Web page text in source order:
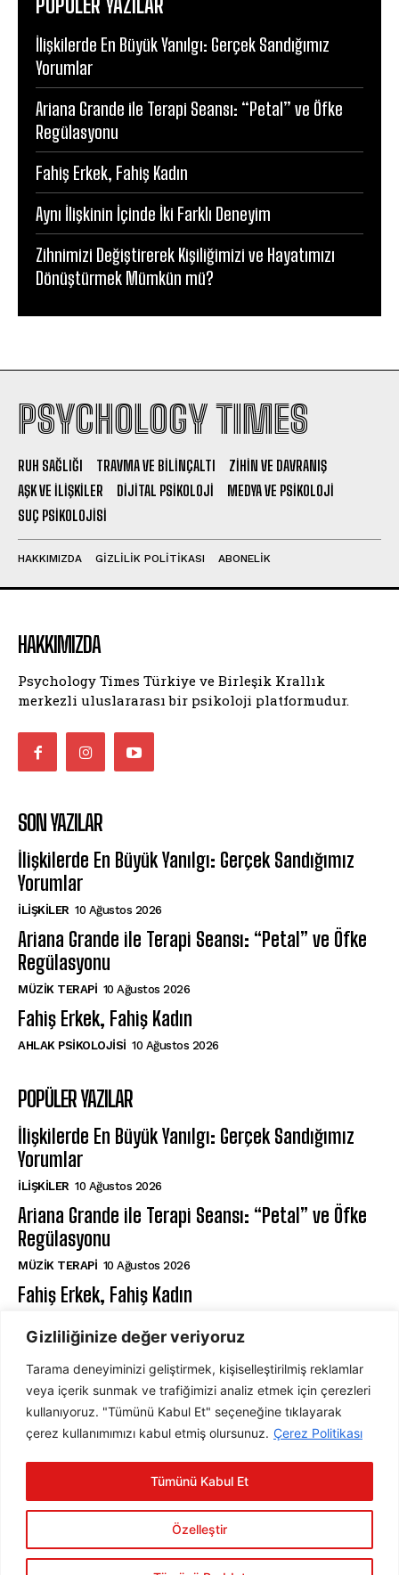
Gizliliğinize değer veriyoruz
Tarama deneyiminizi geliştirmek, kişiselleştirilmiş reklamlar
veya içerik sunmak ve trafiğimizi analiz etmek için çerezleri
kullanıyoruz. "Tümünü Kabul Et" seçeneğine tıklayarak
çerez kullanımımızı kabul etmiş olursunuz. Çerez Politikası
Özelleştir
Tümünü Kabul Et
POPÜLER YAZILAR
İlişkilerde En Büyük Yanılgı: Gerçek Sandığımız
Yorumlar
Ariana Grande ile Terapi Seansı: “Petal” ve Öfke
Regülasyonu
Fahiş Erkek, Fahiş Kadın
Aynı İlişkinin İçinde İki Farklı Deneyim
Zihnimizi Değiştirerek Kişiliğimizi ve Hayatımızı
Dönüştürmek Mümkün mü?
PSYCHOLOGY TIMES
RUH SAĞLIĞI TRAVMA VE BILINÇALTI
ZIHIN VE DAVRANIŞ
AŞK VE İLIŞKILER
DIJITAL PSIKOLOJI
MEDYA VE PSIKOLOJI
SUÇ PSIKOLOJISI
HAKKIMIZDA GIZLILIK POLITIKASI ABONELIK
HAKKIMIZDA
Psychology Times Türkiye ve Birleşik Krallık
merkezli uluslararası bir psikoloji platformudur.
SON YAZILAR
İlişkilerde En Büyük Yanılgı: Gerçek Sandığımız
Yorumlar
İLIŞKILER 10 Ağustos 2026
Ariana Grande ile Terapi Seansı: “Petal” ve Öfke
Regülasyonu
MÜZIK TERAPI 10 Ağustos 2026
Fahiş Erkek, Fahiş Kadın
AHLAK PSIKOLOJISI 10 Ağustos 2026
POPÜLER YAZILAR
İlişkilerde En Büyük Yanılgı: Gerçek Sandığımız
Yorumlar
İLIŞKILER 10 Ağustos 2026
Ariana Grande ile Terapi Seansı: “Petal” ve Öfke
Regülasyonu
MÜZIK TERAPI 10 Ağustos 2026
Fahiş Erkek, Fahiş Kadın
ABONE OL
ABONE OL